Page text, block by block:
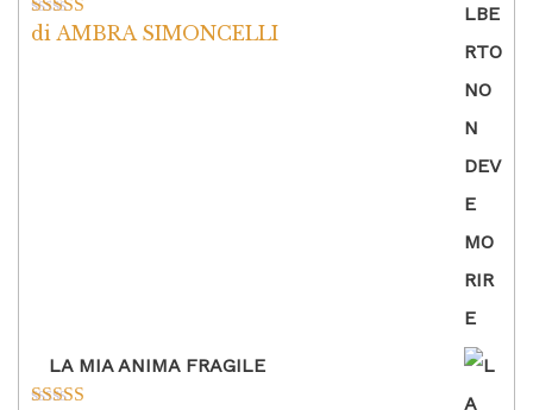
Valutato5su
di AMBRA SIMONCELLI
LA MIA ANIMA FRAGILE